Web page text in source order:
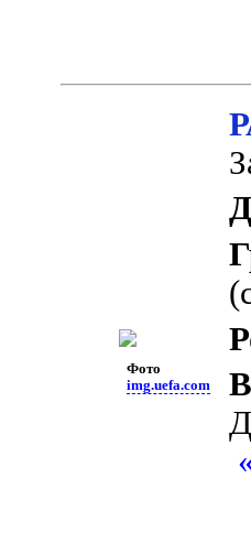
Фото
img.uefa.com